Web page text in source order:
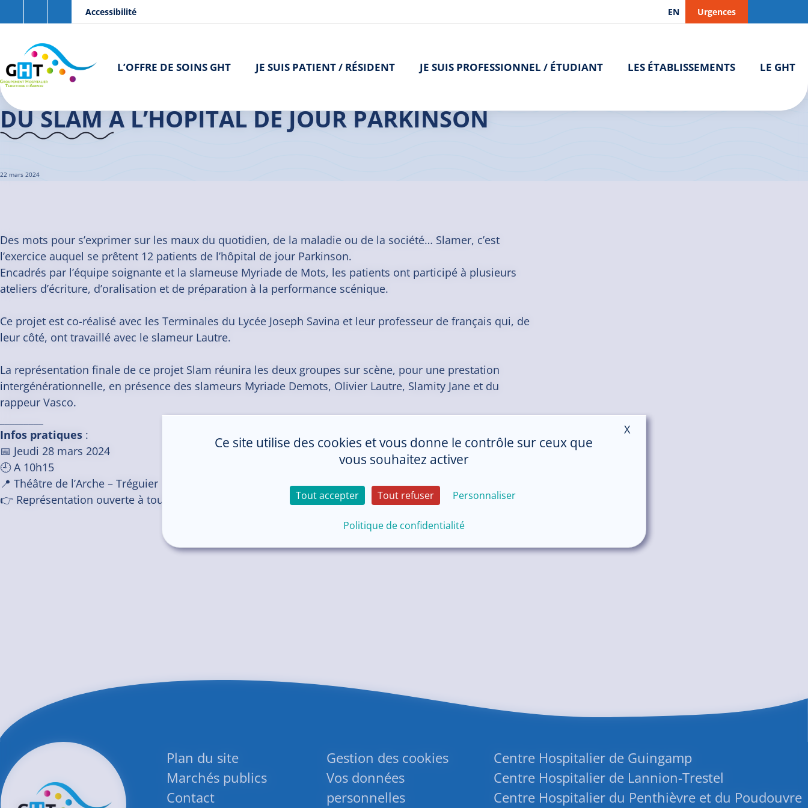
Aller au contenu principal
Accessibilité EN Urgences
L’OFFRE DE SOINS GHT JE SUIS PATIENT / RÉSIDENT JE SUIS PROFESSIONNEL / ÉTUDIANT LES ÉTABLISSEMENTS LE GHT
Accueil GHT> Actualités Du slam à l’hôpital de jour Parkinson
DU SLAM À L’HÔPITAL DE JOUR PARKINSON
22 mars 2024
Des mots pour s’exprimer sur les maux du quotidien, de la maladie ou de la société… Slamer, c’est
l’exercice auquel se prêtent 12 patients de l’hôpital de jour Parkinson.
Encadrés par l’équipe soignante et la slameuse Myriade de Mots, les patients ont participé à plusieurs
ateliers d’écriture, d’oralisation et de préparation à la performance scénique.
Ce projet est co-réalisé avec les Terminales du Lycée Joseph Savina et leur professeur de français qui, de
leur côté, ont travaillé avec le slameur Lautre.
La représentation finale de ce projet Slam réunira les deux groupes sur scène, pour une prestation
intergénérationnelle, en présence des slameurs Myriade Demots, Olivier Lautre, Slamity Jane et du
rappeur Vasco.
Infos pratiques :
📅 Jeudi 28 mars 2024
🕘​ A 10h15
📍​ Théâtre de l’Arche – Tréguier
👉 Représentation ouverte à tous, entrée gratuite
Plan du site
Marchés publics
Contact
Gestion des cookies
Vos données
personnelles
Centre Hospitalier de Guingamp
Centre Hospitalier de Lannion-Trestel
Centre Hospitalier du Penthièvre et du Poudouvre
Panneau de gestion des cookies
Ce site utilise des cookies et vous donne le contrôle sur ceux que
vous souhaitez activer
Tout accepter Tout refuser Personnaliser
Politique de confidentialité
X